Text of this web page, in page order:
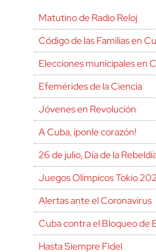
Matutino de Radio Reloj
Código de las Familias en
Elecciones municipales en
Efemérides de la Ciencia
Jóvenes en Revolución
A Cuba, ¡ponle corazón!
26 de julio, Día de la
Juegos Olímpicos Tokio
Alertas ante el Coronavirus
Cuba contra el Bloqueo de
Hasta Siempre Fidel